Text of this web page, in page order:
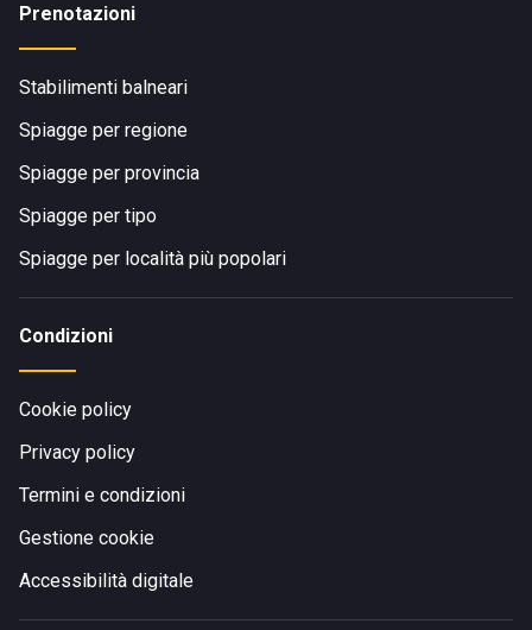
Prenotazioni
Stabilimenti balneari
Spiagge per regione
Spiagge per provincia
Spiagge per tipo
Spiagge per località più popolari
Condizioni
Cookie policy
Privacy policy
Termini e condizioni
Gestione cookie
Accessibilità digitale